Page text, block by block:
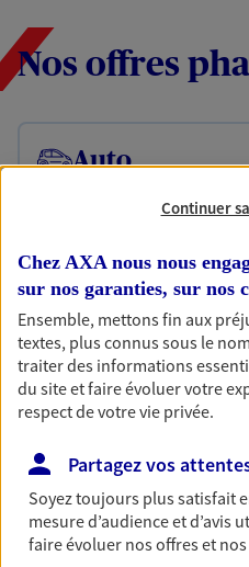
Nos offres
Auto
route bien protégé.
vous.
Découvrir l'offre Auto
OBTENIR UN
Votre logement est
contrat Ma Maison
protégeant ce qui vous
Découvrir l'offre Habitation
Continuer
Chez AXA nous nous
sur nos garanties, sur nos
Ensemble, mettons fin aux
textes, plus connus sous le
traiter des informations
du site et faire évoluer votre
respect de votre vie privée.
Partagez vos
Soyez toujours plus satisfait
mesure d’audience et d’avis
faire évoluer nos offres et nos